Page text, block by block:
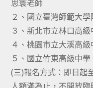
思寰老師
２、國立臺灣師範大
３、新北市立林口高
４、桃園市立大溪高
５、國立竹東高級中
(三)報名方式：即日起